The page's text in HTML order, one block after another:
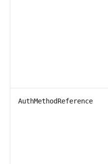
AuthMethodReference